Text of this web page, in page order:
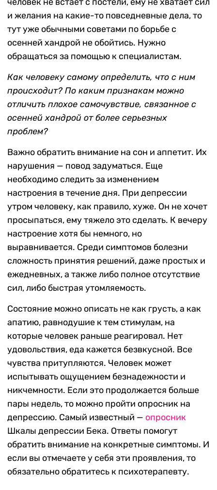
и желания на какие-то повседневные дела, то
тут уже обычными советами по борьбе с
осенней хандрой не обойтись. Нужно
обращаться за помощью к специалистам.
Как человеку самому определить, что с ним
происходит? По каким признакам можно
отличить плохое самочувствие, связанное с
осенней хандрой от более серьезных
проблем?
Важно обратить внимание на сон и аппетит. Их
нарушения — повод задуматься. Еще
необходимо следить за изменением
настроения в течение дня. При депрессии
утром человеку, как правило, хуже. Он не хочет
просыпаться, ему тяжело это сделать. К вечеру
настроение хотя бы немного, но
выравнивается. Среди симптомов болезни
сложность принятия решений, даже простых и
ежедневных, а также либо полное отсутствие
сил, либо быстрая утомляемость.
Состояние можно описать не как грусть, а как
апатию, равнодушие к тем стимулам, на
которые человек раньше реагировал. Нет
удовольствия, еда кажется безвкусной. Все
чувства притупляются. Человек может
испытывать ощущением безнадежности и
никчемности. Если это продолжается больше
пары недель, то можно пройти опросник на
депрессию. Самый известный — опросник
Шкалы депрессии Бека. Ответы помогут
обратить внимание на конкретные симптомы. И
если вы отмечаете у себя эти проявления, то
обязательно обратитесь к психотерапевту.